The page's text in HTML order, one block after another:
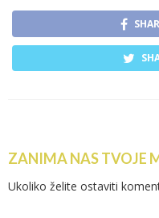
ZANIMA NAS TVOJE
Ukoliko želite ostaviti